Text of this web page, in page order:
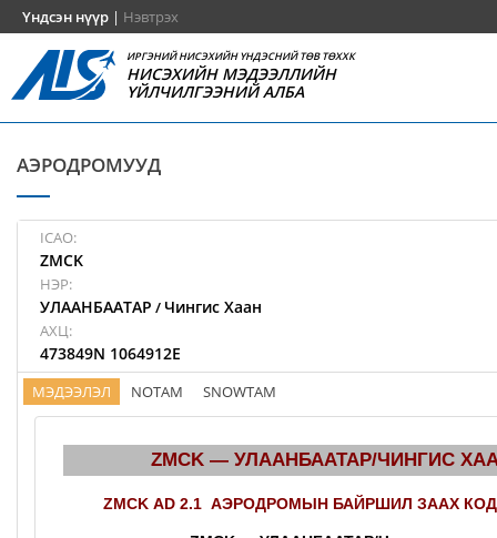
Үндсэн нүүр | Нэвтрэх
ИРГЭНИЙ НИСЭХИЙН ҮНДЭСНИЙ ТӨВ ТӨХХК
НИСЭХИЙН МЭДЭЭЛЛИЙН
ҮЙЛЧИЛГЭЭНИЙ АЛБА
АЭРОДРОМУУД
ICAO:
ZMCK
НЭР:
УЛААНБААТАР / Чингис Хаан
АХЦ:
473849N 1064912E
МЭДЭЭЛЭЛ NOTAM SNOWTAM